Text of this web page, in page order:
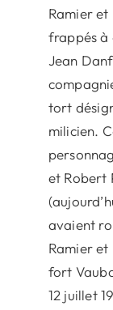
Ramier
frappés à
Jean
tort
milicien.
et Robert
avaient
Ramier et
fort
12 juillet